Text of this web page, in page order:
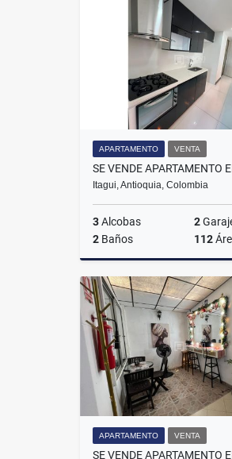
APARTAMENTO VENTA
Itagui, Antioquia, Colombia
3Alcobas 2
2 Baños 112
$665.000.000
APARTAMENTO VENTA